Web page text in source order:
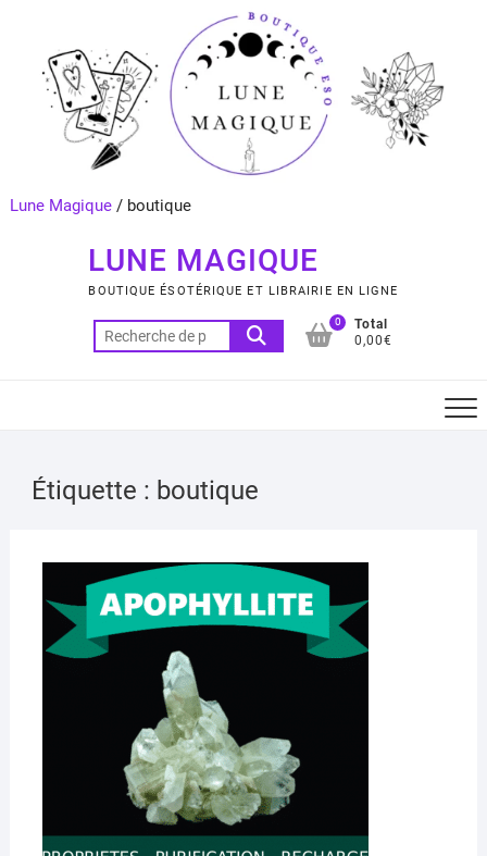
content
Lune Magique/ boutique
LUNE MAGIQUE
BOUTIQUE ÉSOTÉRIQUE ET LIBRAIRIE EN LIGNE
Recherche
pour :
0
Total
0,00€
Étiquette : boutique